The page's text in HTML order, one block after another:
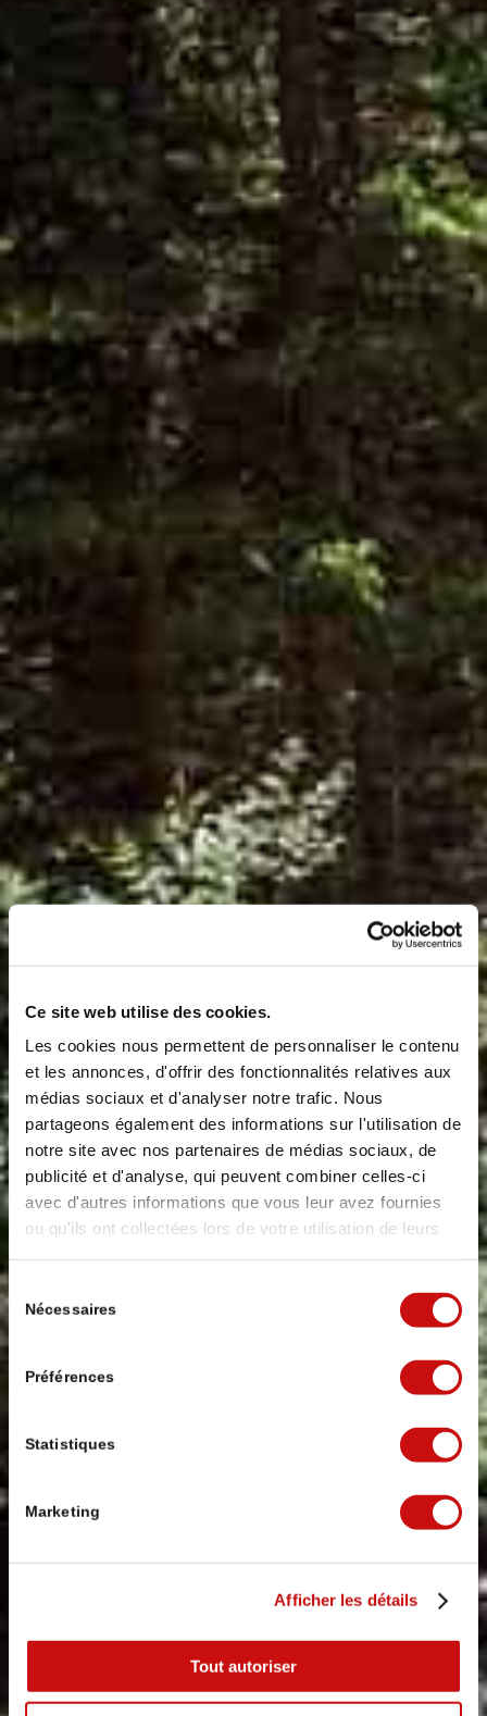
Ce site web utilise des cookies.
Les cookies nous permettent de personnaliser le contenu
et les annonces, d'offrir des fonctionnalités relatives aux
médias sociaux et d'analyser notre trafic. Nous
partageons également des informations sur l'utilisation de
notre site avec nos partenaires de médias sociaux, de
publicité et d'analyse, qui peuvent combiner celles-ci
avec d'autres informations que vous leur avez fournies
ou qu'ils ont collectées lors de votre utilisation de leurs
consentement
Nécessaires
Préférences
Statistiques
Marketing
Afficher les détails
Tout autoriser
VACANCES DE
RANDONNÉE
EN SUISSE
Sur le ViaStockalper
par le col du Simplon